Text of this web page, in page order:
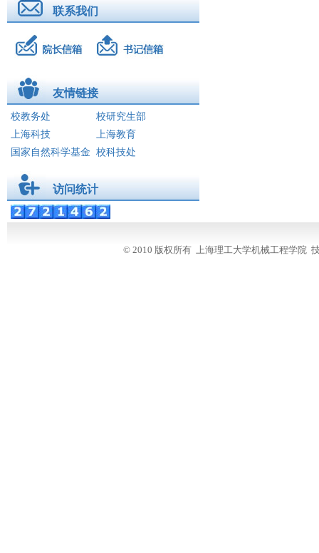
师资队伍
图片新闻
系所导航
学工动态
招生就业
学院亮点
创新创业
国际交流
联系我们
友情链接
校教务处
校研究生部
上海科技
上海教育
国家自然科学基金 校科技处
访问统计
© 2010 版权所有 上海理工大学机械工程学院